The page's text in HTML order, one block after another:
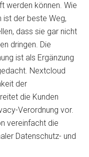
werden können. Wie
ist der beste Weg,
dass sie gar nicht
dringen. Die
ist als Ergänzung
Nextcloud
der
die Kunden
Verordnung vor.
vereinfacht die
Datenschutz- und